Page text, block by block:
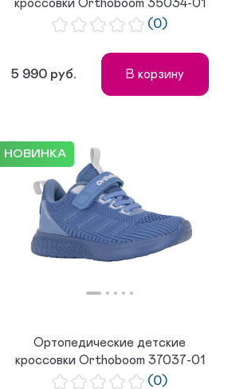
кроссовки Orthoboom 35034-01
бело-г...
(0)
5 990 руб. В корзину
НОВИНКА
Ортопедические детские
кроссовки Orthoboom 37037-01
лазурн...
(0)